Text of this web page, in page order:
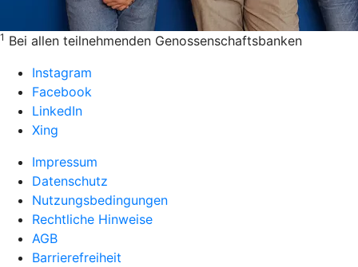
1 Bei allen teilnehmenden Genossenschaftsbanken
Instagram
Facebook
LinkedIn
Xing
Impressum
Datenschutz
Nutzungsbedingungen
Rechtliche Hinweise
AGB
Barrierefreiheit